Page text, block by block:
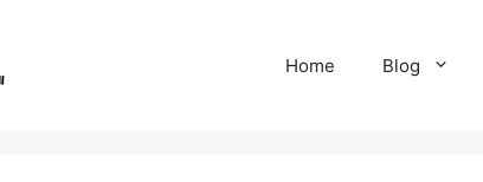
Home Blog